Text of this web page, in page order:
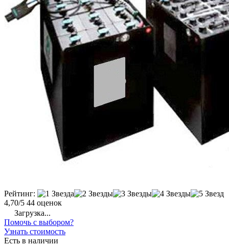
Рейтинг:
4,70/5 44 оценок
Загрузка...
Помочь с выбором?
Узнать стоимость
Есть в наличии